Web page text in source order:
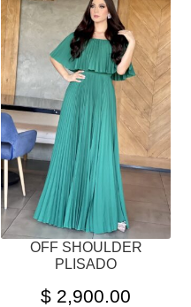
OFF SHOULDER
PLISADO
$ 2,900.00
TIENE
MÚLTIPLES
VARIANTES.
LAS
OPCIONES
SE
PUEDEN
ELEGIR
EN
LA
PÁGINA